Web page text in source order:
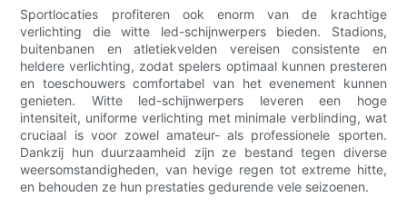
Sportlocaties profiteren ook enorm van de krachtige
verlichting die witte led-schijnwerpers bieden. Stadions,
buitenbanen en atletiekvelden vereisen consistente en
heldere verlichting, zodat spelers optimaal kunnen presteren
en toeschouwers comfortabel van het evenement kunnen
genieten. Witte led-schijnwerpers leveren een hoge
intensiteit, uniforme verlichting met minimale verblinding, wat
cruciaal is voor zowel amateur- als professionele sporten.
Dankzij hun duurzaamheid zijn ze bestand tegen diverse
weersomstandigheden, van hevige regen tot extreme hitte,
en behouden ze hun prestaties gedurende vele seizoenen.